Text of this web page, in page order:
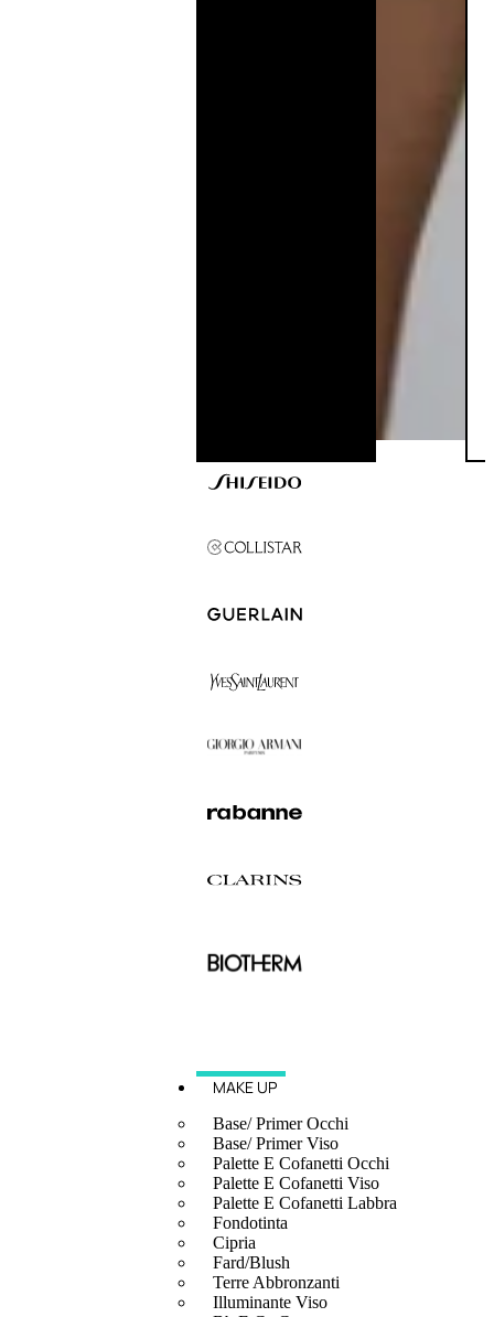
MAKE UP
Base/ Primer Occhi
Base/ Primer Viso
Palette E Cofanetti Occhi
Palette E Cofanetti Viso
Palette E Cofanetti Labbra
Fondotinta
Cipria
Fard/Blush
Terre Abbronzanti
Illuminante Viso